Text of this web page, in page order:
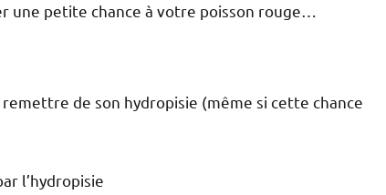
une petite chance à votre poisson rouge…
de son hydropisie (même si cette chance
l’hydropisie